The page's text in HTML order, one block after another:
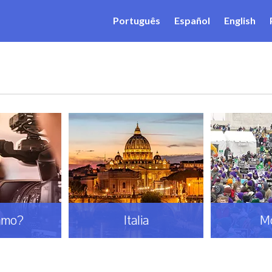
Português Español English
Italia